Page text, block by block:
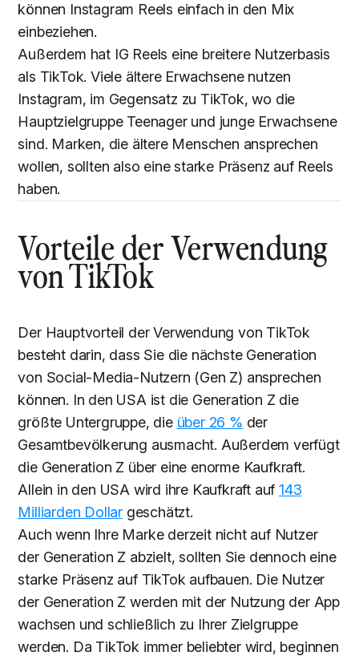
können Instagram Reels einfach in den Mix
einbeziehen.
Außerdem hat IG Reels eine breitere Nutzerbasis
als TikTok. Viele ältere Erwachsene nutzen
Instagram, im Gegensatz zu TikTok, wo die
Hauptzielgruppe Teenager und junge Erwachsene
sind. Marken, die ältere Menschen ansprechen
wollen, sollten also eine starke Präsenz auf Reels
haben.
Vorteile der Verwendung
von TikTok
Der Hauptvorteil der Verwendung von TikTok
besteht darin, dass Sie die nächste Generation
von Social-Media-Nutzern (Gen Z) ansprechen
können. In den USA ist die Generation Z die
größte Untergruppe, die über 26 % der
Gesamtbevölkerung ausmacht. Außerdem verfügt
die Generation Z über eine enorme Kaufkraft.
Allein in den USA wird ihre Kaufkraft auf 143
Milliarden Dollar geschätzt.
Auch wenn Ihre Marke derzeit nicht auf Nutzer
der Generation Z abzielt, sollten Sie dennoch eine
starke Präsenz auf TikTok aufbauen. Die Nutzer
der Generation Z werden mit der Nutzung der App
wachsen und schließlich zu Ihrer Zielgruppe
werden. Da TikTok immer beliebter wird, beginnen